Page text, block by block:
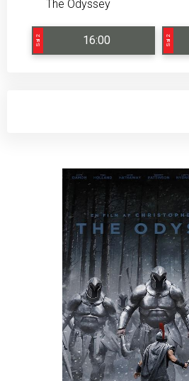
The Odyssey
Sal 2 16:00 Sal 2